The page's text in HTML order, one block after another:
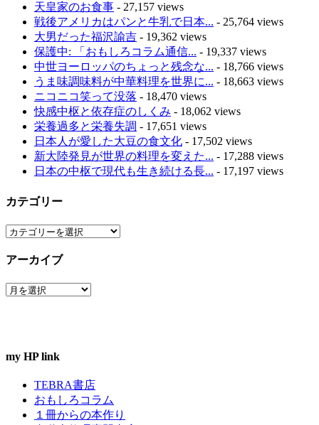
天皇家のお食事 - 27,157 views
戦後アメリカはパンと牛乳で日本... - 25,764 views
大男だった福沢諭吉 - 19,362 views
保護中: 「おもしろコラム通信... - 19,337 views
中世ヨーロッパのちょっと残念な... - 18,766 views
うま味調味料が中華料理を世界に... - 18,663 views
ニコニコ笑って没落 - 18,470 views
快感中枢と依存症のしくみ - 18,062 views
栄養過多と栄養失調 - 17,651 views
日本人が愛した大豆の食文化 - 17,502 views
新大陸発見が世界の料理を変えた... - 17,288 views
日本の中枢で現代も生き続ける長... - 17,197 views
カテゴリー
カ
ゴ
ー
アーカイブ
ア
my HP link
TEBRA書店
おもしろコラム
１冊からの本作り